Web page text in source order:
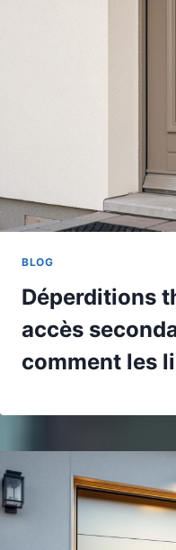
BLOG
Déperditions
accès
comment les